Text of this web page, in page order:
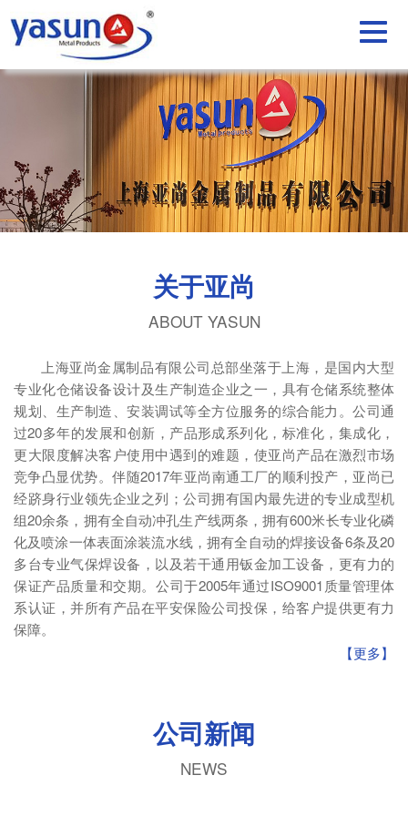
关于亚尚
ABOUT YASUN
上海亚尚金属制品有限公司总部坐落于上海，是国内大型
专业化仓储设备设计及生产制造企业之一，具有仓储系统整体
规划、生产制造、安装调试等全方位服务的综合能力。公司通
过20多年的发展和创新，产品形成系列化，标准化，集成化，
更大限度解决客户使用中遇到的难题，使亚尚产品在激烈市场
竞争凸显优势。伴随2017年亚尚南通工厂的顺利投产，亚尚已
经跻身行业领先企业之列；公司拥有国内最先进的专业成型机
组20余条，拥有全自动冲孔生产线两条，拥有600米长专业化磷
化及喷涂一体表面涂装流水线，拥有全自动的焊接设备6条及20
多台专业气保焊设备，以及若干通用钣金加工设备，更有力的
保证产品质量和交期。公司于2005年通过ISO9001质量管理体
系认证，并所有产品在平安保险公司投保，给客户提供更有力
保障。
【更多】
公司新闻
NEWS